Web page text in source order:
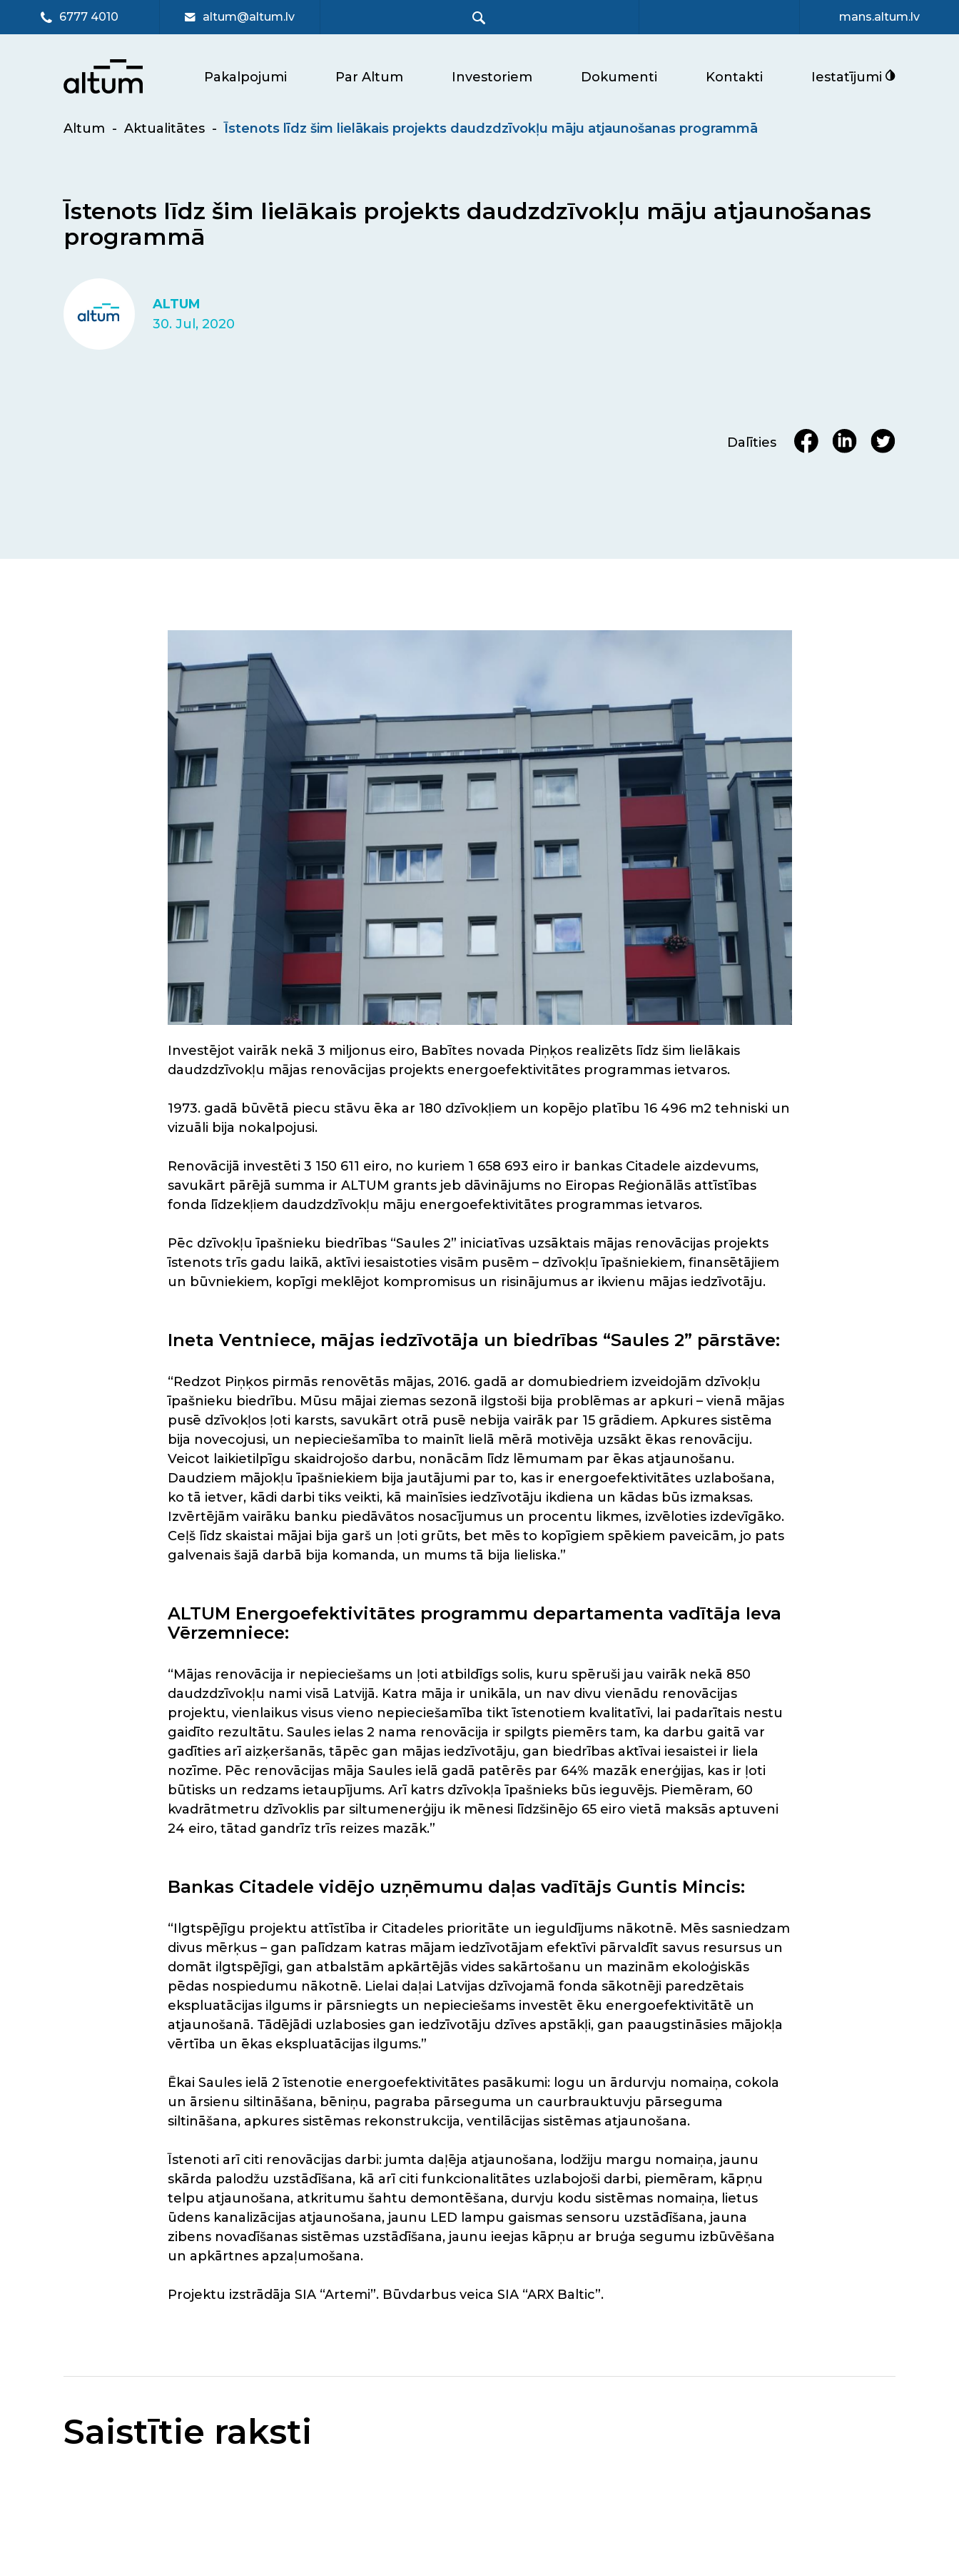
6777 4010 altum@altum.lv mans.altum.lv
Pakalpojumi Par Altum Investoriem Dokumenti Kontakti Iestatījumi
Altum - Aktualitātes - Īstenots līdz šim lielākais projekts daudzdzīvokļu māju atjaunošanas programmā
Īstenots līdz šim lielākais projekts daudzdzīvokļu māju atjaunošanas
programmā
ALTUM
30. Jul, 2020
Dalīties
Investējot vairāk nekā 3 miljonus eiro, Babītes novada Piņķos realizēts līdz šim lielākais
daudzdzīvokļu mājas renovācijas projekts energoefektivitātes programmas ietvaros.
1973. gadā būvētā piecu stāvu ēka ar 180 dzīvokļiem un kopējo platību 16 496 m2 tehniski un
vizuāli bija nokalpojusi.
Renovācijā investēti 3 150 611 eiro, no kuriem 1 658 693 eiro ir bankas Citadele aizdevums,
savukārt pārējā summa ir ALTUM grants jeb dāvinājums no Eiropas Reģionālās attīstības
fonda līdzekļiem daudzdzīvokļu māju energoefektivitātes programmas ietvaros.
Pēc dzīvokļu īpašnieku biedrības “Saules 2” iniciatīvas uzsāktais mājas renovācijas projekts
īstenots trīs gadu laikā, aktīvi iesaistoties visām pusēm – dzīvokļu īpašniekiem, finansētājiem
un būvniekiem, kopīgi meklējot kompromisus un risinājumus ar ikvienu mājas iedzīvotāju.
Ineta Ventniece, mājas iedzīvotāja un biedrības “Saules 2” pārstāve:
“Redzot Piņķos pirmās renovētās mājas, 2016. gadā ar domubiedriem izveidojām dzīvokļu
īpašnieku biedrību. Mūsu mājai ziemas sezonā ilgstoši bija problēmas ar apkuri – vienā mājas
pusē dzīvokļos ļoti karsts, savukārt otrā pusē nebija vairāk par 15 grādiem. Apkures sistēma
bija novecojusi, un nepieciešamība to mainīt lielā mērā motivēja uzsākt ēkas renovāciju.
Veicot laikietilpīgu skaidrojošo darbu, nonācām līdz lēmumam par ēkas atjaunošanu.
Daudziem mājokļu īpašniekiem bija jautājumi par to, kas ir energoefektivitātes uzlabošana,
ko tā ietver, kādi darbi tiks veikti, kā mainīsies iedzīvotāju ikdiena un kādas būs izmaksas.
Izvērtējām vairāku banku piedāvātos nosacījumus un procentu likmes, izvēloties izdevīgāko.
Ceļš līdz skaistai mājai bija garš un ļoti grūts, bet mēs to kopīgiem spēkiem paveicām, jo pats
galvenais šajā darbā bija komanda, un mums tā bija lieliska.”
ALTUM Energoefektivitātes programmu departamenta vadītāja Ieva
Vērzemniece:
“Mājas renovācija ir nepieciešams un ļoti atbildīgs solis, kuru spēruši jau vairāk nekā 850
daudzdzīvokļu nami visā Latvijā. Katra māja ir unikāla, un nav divu vienādu renovācijas
projektu, vienlaikus visus vieno nepieciešamība tikt īstenotiem kvalitatīvi, lai padarītais nestu
gaidīto rezultātu. Saules ielas 2 nama renovācija ir spilgts piemērs tam, ka darbu gaitā var
gadīties arī aizķeršanās, tāpēc gan mājas iedzīvotāju, gan biedrības aktīvai iesaistei ir liela
nozīme. Pēc renovācijas māja Saules ielā gadā patērēs par 64% mazāk enerģijas, kas ir ļoti
būtisks un redzams ietaupījums. Arī katrs dzīvokļa īpašnieks būs ieguvējs. Piemēram, 60
kvadrātmetru dzīvoklis par siltumenerģiju ik mēnesi līdzšinējo 65 eiro vietā maksās aptuveni
24 eiro, tātad gandrīz trīs reizes mazāk.”
Bankas Citadele vidējo uzņēmumu daļas vadītājs Guntis Mincis:
“Ilgtspējīgu projektu attīstība ir Citadeles prioritāte un ieguldījums nākotnē. Mēs sasniedzam
divus mērķus – gan palīdzam katras mājam iedzīvotājam efektīvi pārvaldīt savus resursus un
domāt ilgtspējīgi, gan atbalstām apkārtējās vides sakārtošanu un mazinām ekoloģiskās
pēdas nospiedumu nākotnē. Lielai daļai Latvijas dzīvojamā fonda sākotnēji paredzētais
ekspluatācijas ilgums ir pārsniegts un nepieciešams investēt ēku energoefektivitātē un
atjaunošanā. Tādējādi uzlabosies gan iedzīvotāju dzīves apstākļi, gan paaugstināsies mājokļa
vērtība un ēkas ekspluatācijas ilgums.”
Ēkai Saules ielā 2 īstenotie energoefektivitātes pasākumi: logu un ārdurvju nomaiņa, cokola
un ārsienu siltināšana, bēniņu, pagraba pārseguma un caurbrauktuvju pārseguma
siltināšana, apkures sistēmas rekonstrukcija, ventilācijas sistēmas atjaunošana.
Īstenoti arī citi renovācijas darbi: jumta daļēja atjaunošana, lodžiju margu nomaiņa, jaunu
skārda palodžu uzstādīšana, kā arī citi funkcionalitātes uzlabojoši darbi, piemēram, kāpņu
telpu atjaunošana, atkritumu šahtu demontēšana, durvju kodu sistēmas nomaiņa, lietus
ūdens kanalizācijas atjaunošana, jaunu LED lampu gaismas sensoru uzstādīšana, jauna
zibens novadīšanas sistēmas uzstādīšana, jaunu ieejas kāpņu ar bruģa segumu izbūvēšana
un apkārtnes apzaļumošana.
Projektu izstrādāja SIA “Artemi”. Būvdarbus veica SIA “ARX Baltic”.
Saistītie raksti